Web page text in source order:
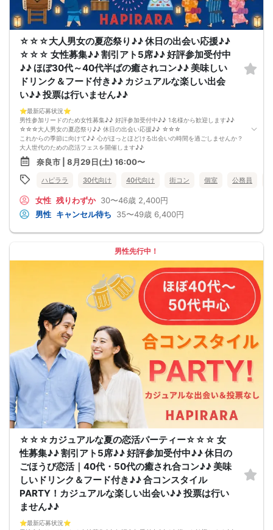
☆☆☆大人男女の夏恋祭り♪♪ 休日の出会い応援♪♪
☆☆☆ 女性募集♪♪ 割引アト5席♪♪ 好評参加受付中
♪♪ ほぼ30代～40代半ばの癒されコン♪♪ 美味しい
ドリンク＆フード付き♪♪ カジュアルな楽しい出会
い♪♪ 投票は行いません♪♪
⭐️最新応募状況⭐️
男性参加リードのため女性募集♪♪ 好評参加受付中♪♪ 1名様から歓迎します♪♪
☆☆☆大人男女の夏恋祭り♪♪ 休日の出会い応援♪♪ ☆☆☆
これからの季節に向けて♪♪ 心がほっとほどける出会いの時間を過ごしませんか？
大人世代のための恋活フェスを開催します♪♪
参加者はほぼ30代〜40代半ばの方が中心♪♪
年齢が近いからこそ、会話が弾みやすく、共感できるポイントもたくさん♪♪
「気を使わず自然体で話せる出会いがほしい」という方にぴったりのイベントで
す。
美味しいドリンクやフードを片手に、リラックスしながら交流できるのが魅力♪♪
初参加の方でも安心して馴染める、カジュアルで優しい雰囲気です。
「まずはお友達から仲良くなりたい♪」
どこか懐かしい空気感の中で皆さんでおしゃべりする時間は、きっと笑顔があふ
そろそろ・・・前向きなご縁を見つけるきっかけを♡
美味しいドリンクをサービス♡（ソフトドリンク・ノンアルカクテル・カクテ
ル・ビール等♪♪）
連絡先交換自由♪♪ 次に繋がりやすい♪♪
【お支払い方法】
当日現金払い♪
楽々♪クレジット払い♪
＜申込画面でいずれかを選択ください＞
※お申し込み後、即時でお客様のお席を確保しています♪
規定のキャンセルポリシーが適用されます。ご確認の上、お申込み願います。
男女調整・お席の確保等を行っております運営都合上、ご理解をお願いします。
【会場での受付】
10分前より受付♪
【ご参加規約】
開催中のマスク着用は任意とさせていただきます。
ドリンクメニュー・フード類については店舗により若干変更する場合がありま
す。
男女調整のため規定のキャンセルポリシーが適用されます。ご確認の上、お申込
み願います。
お席の確保等を行っております運営都合上、ご理解をお願いします。
最少催行人数2対2～
ただし当日欠席による人数減少は不可抗力のため返金は行いません。
本イベントは貴重な同世代との出会いの場です。
上記同意了承の上お申し込みいただいたとみなします。
イベント当日、イベントの進行をスムーズにする為、スタッフの指示に従ってく
ださい。
奈良市 | 8月29日(土) 16:00〜
ハピララ 30代向け 40代向け 街コン 個室 公務員
女性 残りわずか 30〜46歳 2,400円
男性 キャンセル待ち 35〜49歳 6,400円
男性先行中！
☆☆☆カジュアルな夏の恋活パーティー☆☆☆ 女
性募集♪♪ 割引アト5席♪♪ 好評参加受付中♪♪ 休日の
ごほうび恋活｜40代・50代の癒され合コン♪♪ 美味
しいドリンク＆フード付き♪♪ 合コンスタイル
PARTY！カジュアルな楽しい出会い♪♪ 投票は行い
ません♪♪
⭐️最新応募状況⭐️